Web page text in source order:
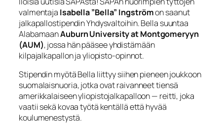
valmentaja Isabella ”Bella” Ingströmon saanut
jalkapallostipendin Yhdysvaltoihin. Bella suuntaa
AlabamaanAuburn University at Montgomeryyn
(AUM), jossa hän pääsee yhdistämään
kilpajalkapallon ja yliopisto-opinnot.
Stipendin myötä Bella liittyy siihen pieneen joukkoon
suomalaisnuoria, jotka ovat raivanneet tiensä
amerikkalaiseen yliopistojalkapalloon — reitti, joka
vaatii sekä kovaa työtä kentällä että hyvää
koulumenestystä.